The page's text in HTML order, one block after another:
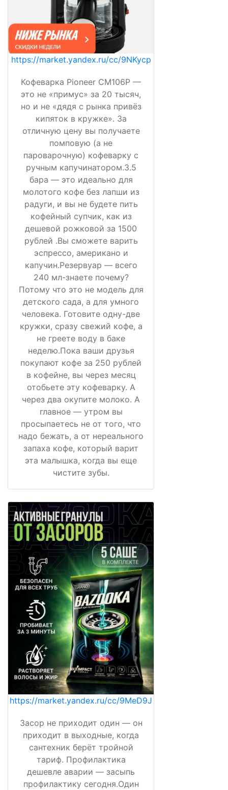
https://market.yandex.ru/cc/9NKycp
Кофеварка Pioneer CM106P —
это не «примус» за 20 тысяч,
но и не «дядя с рынка привёз
кипяток в кружке». За
отличную цену вы получаете
помповую (а не
пароварочную) кофеварку с
ручным капучинатором.3.5
бара — это идеально для
молотого кофе без лапши из
радуги, и вы не будете пить
кофейный супчик, как из
дешевой рожковой за 1500
рублей .Вы сможете варить
эспрессо, американо и
капучин.Резервуар — всего
240 мл-знаете почему?
Потому что это не модель для
детского сада, а для умного
человека. Готовите одну-две
кружки, сразу свежий кофе, а
не греете воду в баке
неделю.Пока ваши друзья
покупают кофе за 250 рублей
в кофейне, вы через месяц
отобьете эту кофеварку. А
через два окупите молоко. А
главное — утром вы
просыпаетесь не от того, что
надо бежать, а от нереального
запаха кофе, который варит
эта малышка, когда вы еще
чистите зубы.
https://market.yandex.ru/cc/9MeD9J
Засор не приходит один — он
приходит в выходные, когда
сантехник берёт тройной
тариф. Профилактика
дешевле аварии — засыпь
профилактику сегодня.Один